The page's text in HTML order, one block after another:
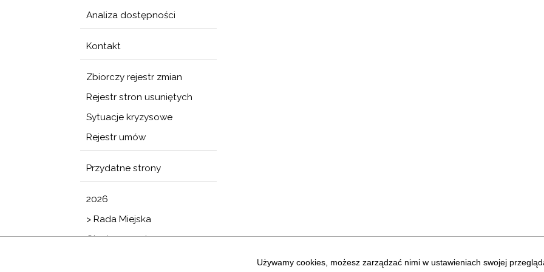
Używamy cookies, możesz zarządzać nimi w ustawieniach swojej
Analiza dostępności
Kontakt
Zbiorczy rejestr zmian
Rejestr stron usuniętych
Sytuacje kryzysowe
Rejestr umów
Przydatne strony
2026
> Rada Miejska
Obwieszczenia